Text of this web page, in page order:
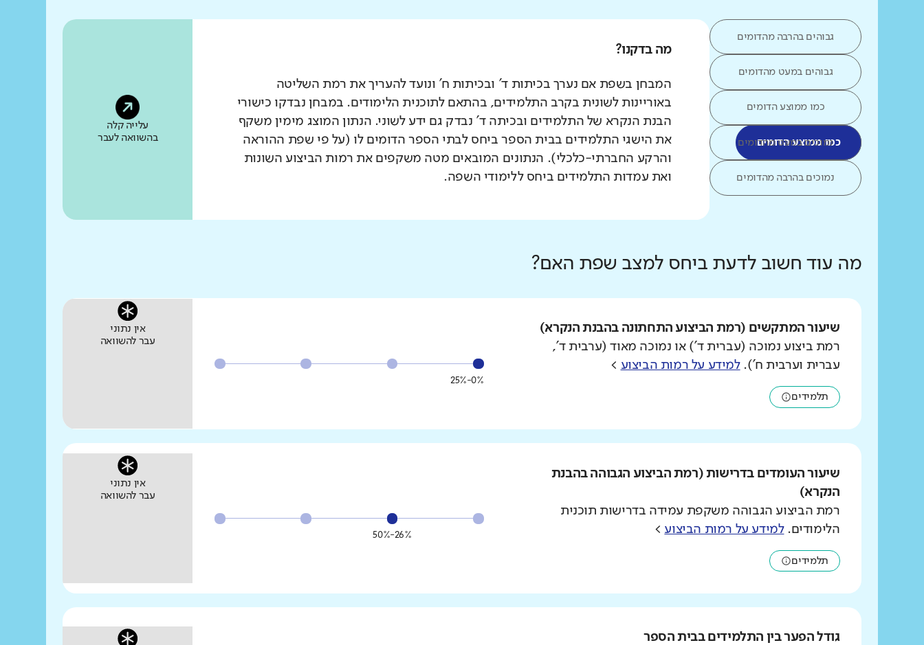
גבוהים בהרבה מהדומים
גבוהים במעט מהדומים
כמו ממוצע הדומים
כמו ממוצע הדומים
נמוכים במעט מהדומים
נמוכים בהרבה מהדומים
מה בדקנו?
המבחן בשפת אם נערך בכיתות ד' ובכיתות ח' ונועד להעריך את רמת השליטה
באוריינות לשונית בקרב התלמידים, בהתאם לתוכנית הלימודים. במבחן נבדקו כישורי
הבנת הנקרא של התלמידים ובכיתה ד' נבדק גם ידע לשוני. הנתון המוצג מימין משקף
את הישגי התלמידים בבית הספר ביחס לבתי הספר הדומים לו (על פי שפת ההוראה
והרקע החברתי-כלכלי). הנתונים המובאים מטה משקפים את רמות הביצוע השונות
ואת עמדות התלמידים ביחס ללימודי השפה.
עלייה קלה
בהשוואה לעבר
מה עוד חשוב לדעת ביחס למצב שפת האם?
שיעור המתקשים (רמת הביצוע התחתונה בהבנת הנקרא)
רמת ביצוע נמוכה (עברית ד') או נמוכה מאוד (ערבית ד',
עברית וערבית ח').למידע על רמות הביצוע >
תלמידים
0%-25%
אין נתוני
עבר להשוואה
שיעור העומדים בדרישות (רמת הביצוע הגבוהה בהבנת
הנקרא)
רמת הביצוע הגבוהה משקפת עמידה בדרישות תוכנית
הלימודים.למידע על רמות הביצוע >
תלמידים
26%-50%
אין נתוני
עבר להשוואה
גודל הפער בין התלמידים בבית הספר